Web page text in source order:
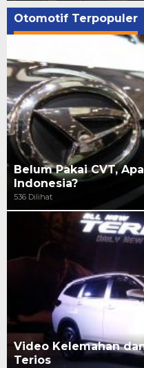
Otomotif Terpopuler
Belum Pakai CVT,
Indonesia?
536 Dilihat
Video Kelemahan
Terios